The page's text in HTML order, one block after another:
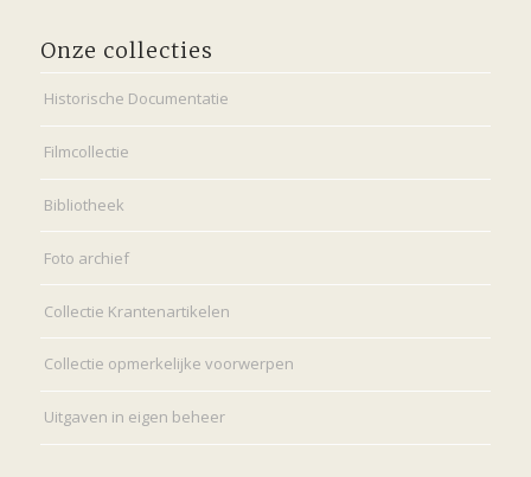
Onze collecties
Historische Documentatie
Filmcollectie
Bibliotheek
Foto archief
Collectie Krantenartikelen
Collectie opmerkelijke voorwerpen
Uitgaven in eigen beheer